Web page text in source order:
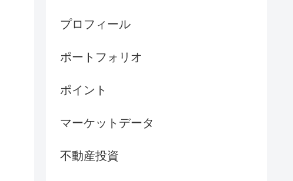
プロフィール
ポートフォリオ
ポイント
マーケットデータ
不動産投資